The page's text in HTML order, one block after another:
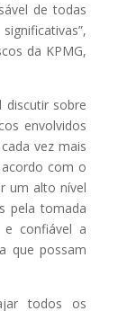
de todas
da KPMG,
discutir sobre
envolvidos
vez mais
com o
um alto nível
pela tomada
e confiável a
que possam
todos os